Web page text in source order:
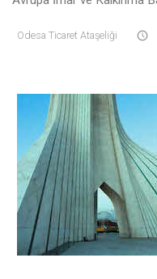
Odesa Ticaret Ataşeliği